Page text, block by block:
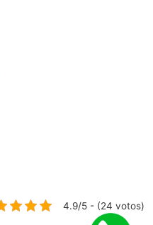
4.9/5 - (24 votos)